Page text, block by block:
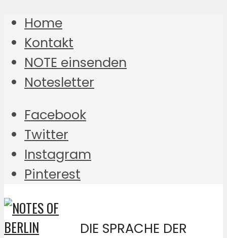
Home
Kontakt
NOTE einsenden
Notesletter
Facebook
Twitter
Instagram
Pinterest
DIE SPRACHE DER